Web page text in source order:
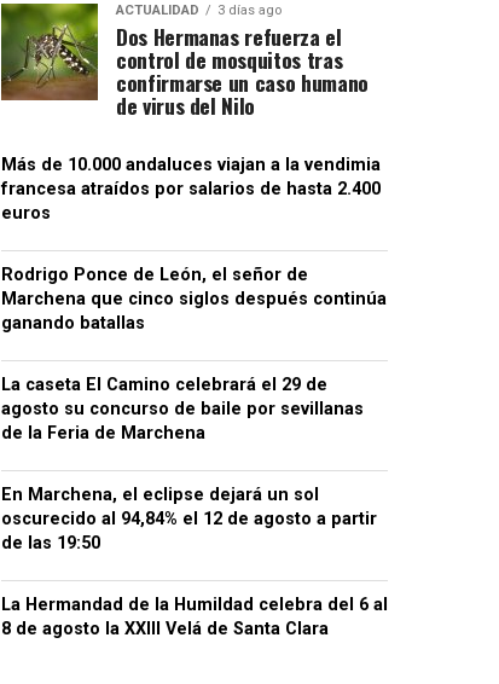
ACTUALIDAD 3 días ago
Dos Hermanas refuerza el
control de mosquitos tras
confirmarse un caso humano
de virus del Nilo
Más de 10.000 andaluces viajan a la vendimia
francesa atraídos por salarios de hasta 2.400
euros
Rodrigo Ponce de León, el señor de
Marchena que cinco siglos después continúa
ganando batallas
La caseta El Camino celebrará el 29 de
agosto su concurso de baile por sevillanas
de la Feria de Marchena
En Marchena, el eclipse dejará un sol
oscurecido al 94,84% el 12 de agosto a partir
de las 19:50
La Hermandad de la Humildad celebra del 6 al
8 de agosto la XXIII Velá de Santa Clara